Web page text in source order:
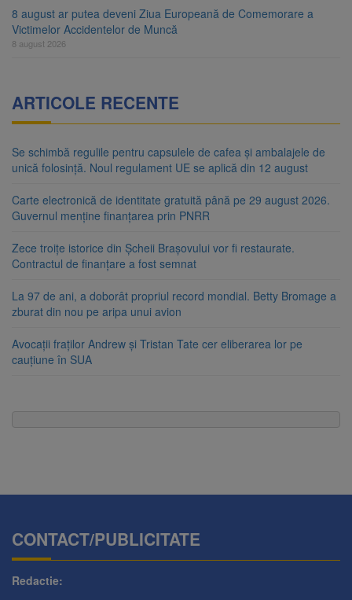
8 august ar putea deveni Ziua Europeană de Comemorare a
Victimelor Accidentelor de Muncă
8 august 2026
ARTICOLE RECENTE
Se schimbă regulile pentru capsulele de cafea și ambalajele de
unică folosință. Noul regulament UE se aplică din 12 august
Carte electronică de identitate gratuită până pe 29 august 2026.
Guvernul menține finanțarea prin PNRR
Zece troițe istorice din Șcheii Brașovului vor fi restaurate.
Contractul de finanțare a fost semnat
La 97 de ani, a doborât propriul record mondial. Betty Bromage a
zburat din nou pe aripa unui avion
Avocații fraților Andrew și Tristan Tate cer eliberarea lor pe
cauțiune în SUA
CONTACT/PUBLICITATE
Redactie: